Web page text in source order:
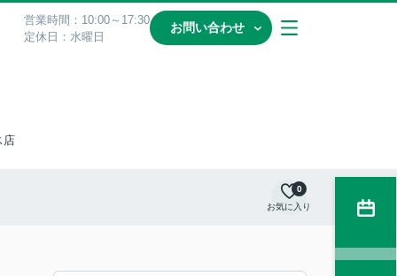
営業時間：10:00～17:30
定休日：水曜日
お問い合わせ
店
お気に入り
0